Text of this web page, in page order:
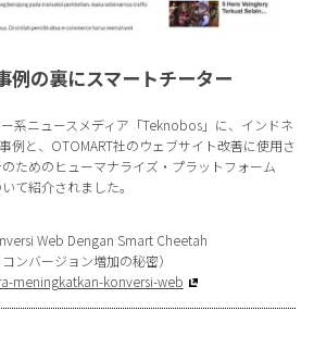
例の裏にスマートチーター
系ニュースメディア「Teknobos」に、インドネ
例と、OTOMART社のウェブサイト改善に使用さ
ためのヒューマナライズ・プラットフォーム
て紹介されました。
Web Dengan Smart Cheetah
ンバージョン増加の秘密）
meningkatkan-konversi-web